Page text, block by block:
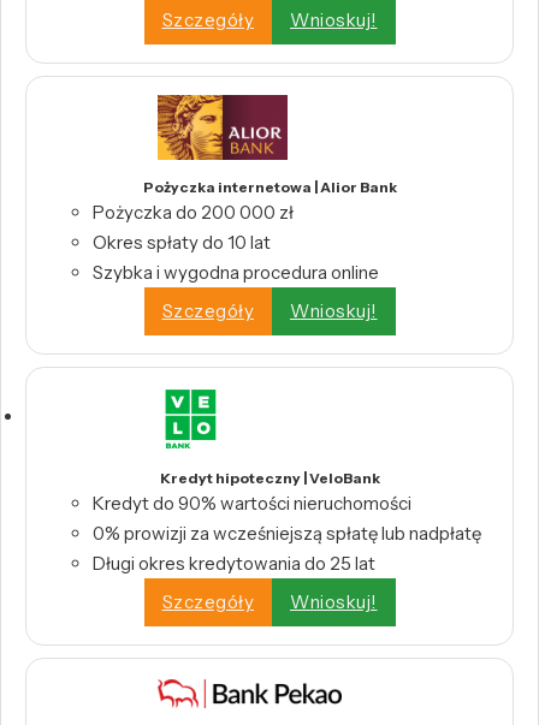
Szczegóły
Wnioskuj!
Pożyczka internetowa | Alior Bank
Pożyczka do 200 000 zł
Okres spłaty do 10 lat
Szybka i wygodna procedura online
Szczegóły
Wnioskuj!
Kredyt hipoteczny | VeloBank
Kredyt do 90% wartości nieruchomości
0% prowizji za wcześniejszą spłatę lub nadpłatę
Długi okres kredytowania do 25 lat
Szczegóły
Wnioskuj!